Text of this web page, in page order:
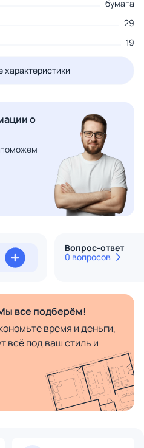
бумага
29
19
характеристики
о
поможем
Вопрос-ответ
0 вопросов
все подберём!
время и деньги,
всё под ваш стиль и